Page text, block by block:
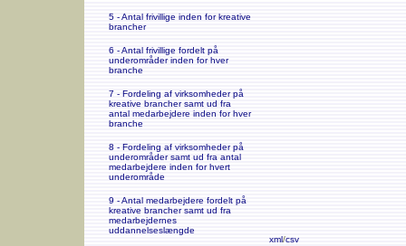
xml/csv
5 - Antal frivillige inden for kreative
brancher
6 - Antal frivillige fordelt på
underområder inden for hver
branche
7 - Fordeling af virksomheder på
kreative brancher samt ud fra
antal medarbejdere inden for hver
branche
8 - Fordeling af virksomheder på
underområder samt ud fra antal
medarbejdere inden for hvert
underområde
9 - Antal medarbejdere fordelt på
kreative brancher samt ud fra
medarbejdernes
uddannelseslængde